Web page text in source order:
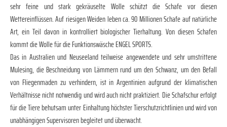
sehr feine und stark gekräuselte Wolle schützt die Schafe vor diesen
Wettereinflüssen. Auf riesigen Weiden leben ca. 90 Millionen Schafe auf natürliche
Art, ein Teil davon in kontrolliert biologischer Tierhaltung. Von diesen Schafen
kommt die Wolle für die Funktionswäsche ENGEL SPORTS.
Das in Australien und Neuseeland teilweise angewendete und sehr umstrittene
Mulesing, die Beschneidung von Lämmern rund um den Schwanz, um den Befall
von Fliegenmaden zu verhindern, ist in Argentinien aufgrund der klimatischen
Verhältnisse nicht notwendig und wird auch nicht praktiziert. Die Schafschur erfolgt
für die Tiere behutsam unter Einhaltung höchster Tierschutzrichtlinien und wird von
unabhängigen Supervisoren begleitet und überwacht.